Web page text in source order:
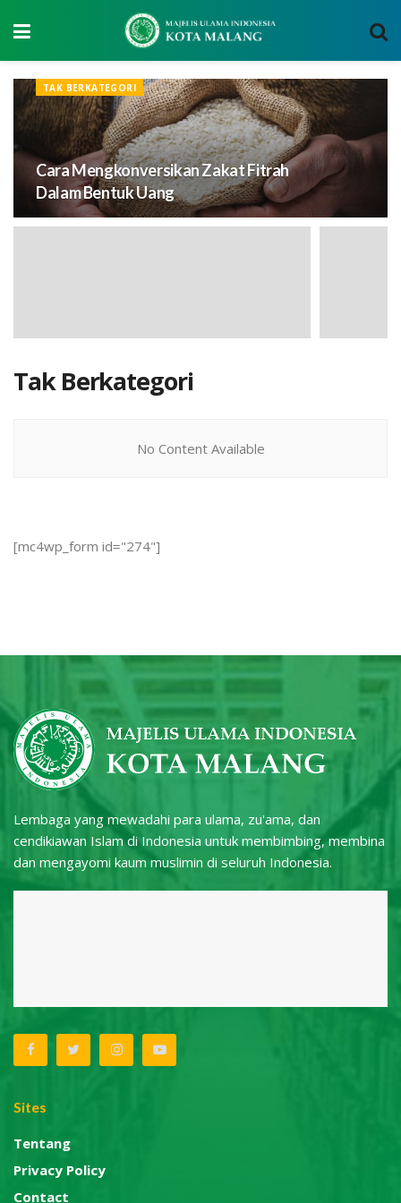
TAK BERKATEGORI
Cara Mengkonversikan Zakat Fitrah
Dalam Bentuk Uang
Tak Berkategori
No Content Available
[mc4wp_form id="274"]
Lembaga yang mewadahi para ulama, zu'ama, dan
cendikiawan Islam di Indonesia untuk membimbing, membina
dan mengayomi kaum muslimin di seluruh Indonesia.
Sites
Tentang
Privacy Policy
Contact